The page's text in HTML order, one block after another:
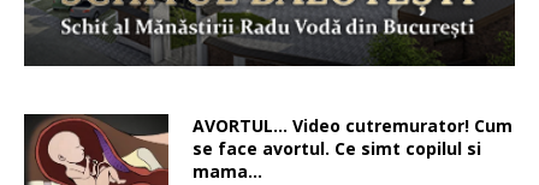
AVORTUL… Video cutremurator! Cum
se face avortul. Ce simt copilul si
mama…